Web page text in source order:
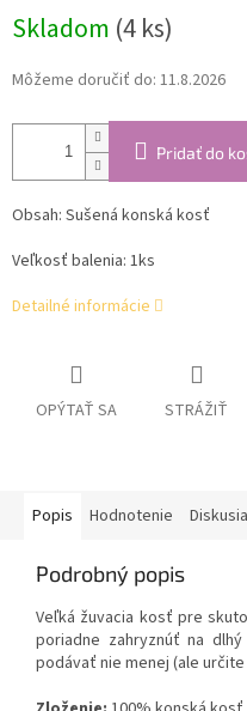
Skladom (4 ks)
Môžeme doručiť do: 11.8.2026
Pridať do
Obsah: Sušená konská kosť
Veľkosť balenia: 1ks
Detailné informácie
OPÝTAŤ SA STRÁŽIŤ
Popis Hodnotenie Diskusia
Podrobný popis
Veľká žuvacia kosť pre
poriadne zahryznúť na
podávať nie menej (ale